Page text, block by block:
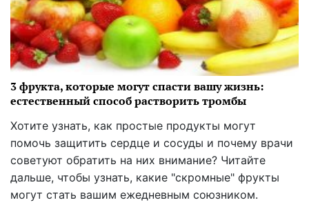
3 фрукта, которые могут спасти вашу жизнь:
естественный способ растворить тромбы
Хотите узнать, как простые продукты могут
помочь защитить сердце и сосуды и почему врачи
советуют обратить на них внимание? Читайте
дальше, чтобы узнать, какие "скромные" фрукты
могут стать вашим ежедневным союзником.